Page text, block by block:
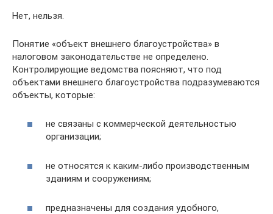
Нет, нельзя.
Понятие «объект внешнего благоустройства» в
налоговом законодательстве не определено.
Контролирующие ведомства поясняют, что под
объектами внешнего благоустройства подразумеваются
объекты, которые:
не связаны с коммерческой деятельностью
организации;
не относятся к каким-либо производственным
зданиям и сооружениям;
предназначены для создания удобного,